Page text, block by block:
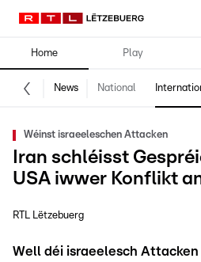
Home Play
News National
Wéinst israeeleschen Attacken
Iran schléisst
USA iwwer Konflikt
RTL Lëtzebuerg
Well déi israeelesch